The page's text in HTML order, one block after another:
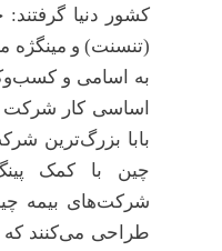
کشور دنیا
(تنسنت) و مینگژه
به اسامی و
اساسی کار شرکت
بابا بزرگ‌ترین
چین با کمک
شرکت‌های بیمه
طراحی می‌کنند که